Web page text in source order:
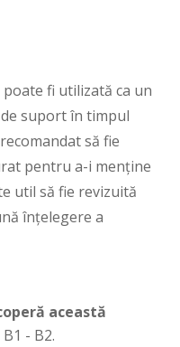
poate fi utilizată ca un
suport în timpul
să fie
pentru a-i menține
util să fie revizuită
înțelegere a
această
- B2.